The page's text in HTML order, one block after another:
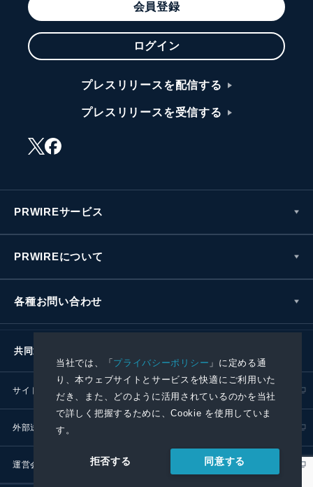
当社では、「プライバシーポリシー 」に定める通
り、本ウェブサイトとサービスを快適にご利用いた
だき、また、どのように活用されているのかを当社
で詳しく把握するために、Cookie を使用していま
す。
拒否する 同意する
会員登録
ログイン
プレスリリースを配信する
プレスリリースを受信する
PRWIREサービス
PRWIREについて
各種お問い合わせ
共同通信社グループ
サイトポリシー プライバシーポリシー
外部送信ポリシー
運営会社